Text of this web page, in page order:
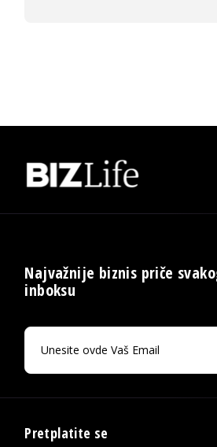
Najvažnije biznis priče
inboksu
Pretplatite se